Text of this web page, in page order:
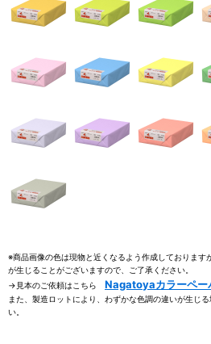
※商品画像の色は現物と近くなるよう作成しております
が生じることがございますので、ご了承ください。
→見本のご依頼はこちら Nagatoyaカラーペー
また、製造ロットにより、わずかな色調の違いが生じ
い。